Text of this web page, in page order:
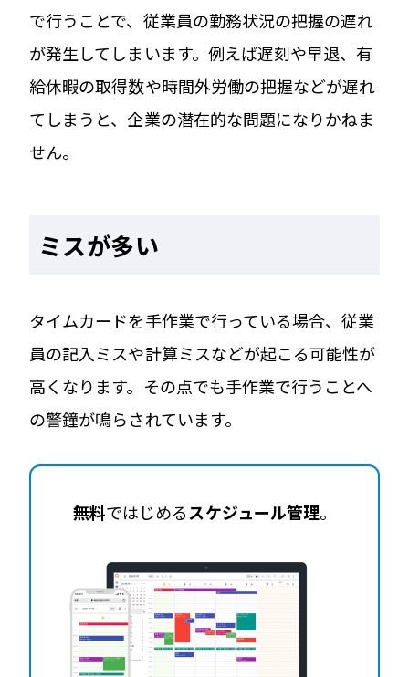
で行うことで、従業員の勤務状況の把握の遅れ
が発生してしまいます。例えば遅刻や早退、有
給休暇の取得数や時間外労働の把握などが遅れ
てしまうと、企業の潜在的な問題になりかねま
せん。
ミスが多い
タイムカードを手作業で行っている場合、従業
員の記入ミスや計算ミスなどが起こる可能性が
高くなります。その点でも手作業で行うことへ
の警鐘が鳴らされています。
無料ではじめるスケジュール管理。